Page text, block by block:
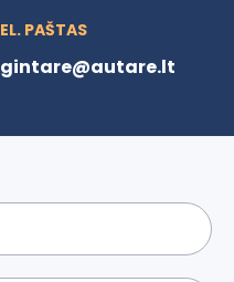
EL. PAŠTAS
gintare@autare.lt